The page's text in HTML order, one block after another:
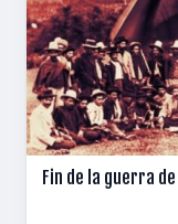
Fin de la guerra